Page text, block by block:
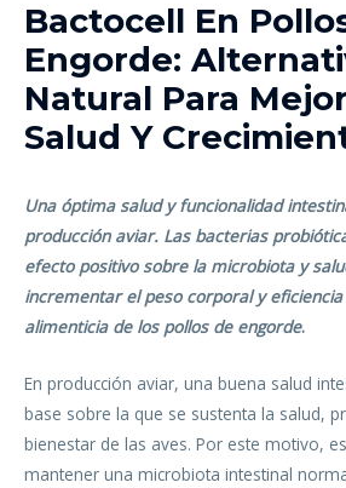
Bactocell En
Engorde:
Natural Para
Salud Y
Una óptima salud y funcionalidad
producción aviar. Las bacterias
efecto positivo sobre la microbiota y
incrementar el peso corporal y
alimenticia de los pollos de engorde.
En producción aviar, una buena salud
base sobre la que se sustenta la salud,
bienestar de las aves. Por este motivo,
mantener una microbiota intestinal